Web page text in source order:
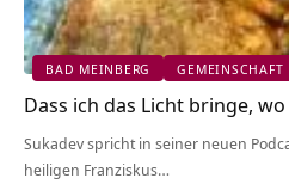
BAD MEINBERG GEMEINSCHAFT
Dass ich das Licht bringe,
Sukadev spricht in seiner neuen
heiligen Franziskus…